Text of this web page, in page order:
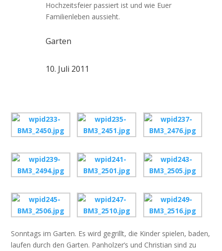
Hochzeitsfeier passiert ist und wie Euer
Familienleben aussieht.
Garten
10. Juli 2011
Sonntags im Garten. Es wird gegrillt, die Kinder spielen, baden,
laufen durch den Garten. Panholzer’s und Christian sind zu